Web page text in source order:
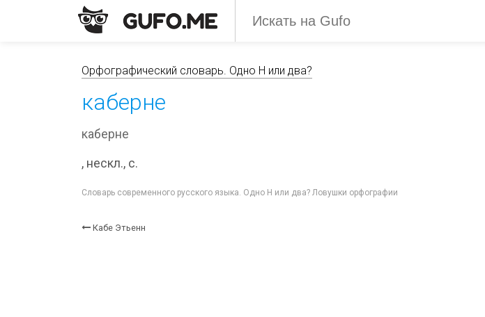
Орфографический словарь. Одно Н или два?
каберне
каберне
, нескл., с.
Словарь современного русского языка. Одно Н или два? Ловушки орфографии
Кабе Этьенн